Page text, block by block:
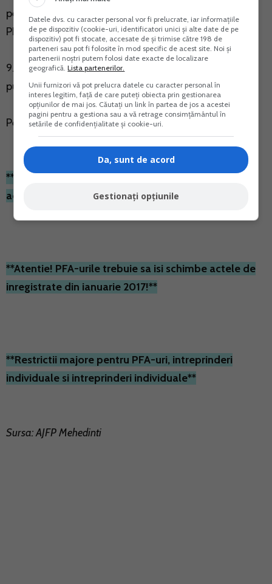
pentru operatiunile de inregistrare si autorizare a unui
PFA sau a unei iI;
9. Legea intra in vigoare in termen de 90 de zile de la
publicarea in Monitorul Oficial.
Pe aceeasi tema, puteti citi si:
**Noile reglementari privind desfasurarea
activitatilor economice de catre PFA-uri**
**Atentie! PFA-urile trebuie sa isi schimbe actele de
inregistrate din ianuarie 2017!**
**Restrictii majore pentru PFA-uri, intreprinderi
individuale si intreprinderi individuale**
Sursa: AJFP Mehedinti
Datele dvs. cu caracter personal vor fi prelucrate, iar informațiile
de pe dispozitiv (cookie-uri, identificatori unici și alte date de pe
dispozitiv) pot fi stocate, accesate de și trimise către 198 de
parteneri sau pot fi folosite în mod specific de acest site. Noi și
partenerii noștri putem folosi date exacte de localizare
geografică.Lista partenerilor.
Unii furnizori vă pot prelucra datele cu caracter personal în
interes legitim, față de care puteți obiecta prin gestionarea
opțiunilor de mai jos. Căutați un link în partea de jos a acestei
pagini pentru a gestiona sau a vă retrage consimțământul în
setările de confidențialitate și cookie-uri.
Da, sunt de acord
Gestionați opțiunile